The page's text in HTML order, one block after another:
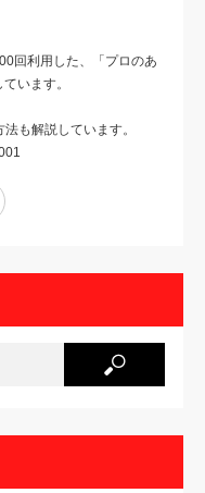
回利用した、「プロのあ
います。
も解説しています。